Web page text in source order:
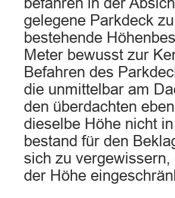
gelegene Parkdeck
bestehende
Meter bewusst zur
Befahren des
die unmittelbar am
den überdachten
dieselbe Höhe nicht
bestand für den
sich zu
der Höhe